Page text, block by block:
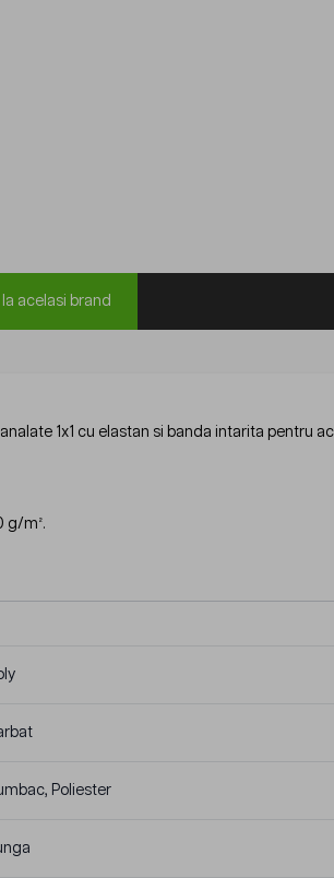
acelasi brand
1x1 cu elastan si banda intarita pentru
g/m².
Poliester